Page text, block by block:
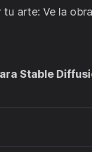
tu arte: Ve la
Stable